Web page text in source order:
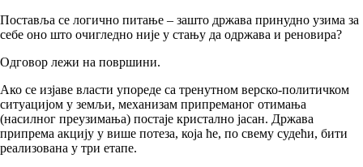
Поставља се логично питање – зашто држава принудно узима за
себе оно што очигледно није у стању да одржава и реновира?
Одговор лежи на површини.
Ако се изјаве власти упореде са тренутном верско-политичком
ситуацијом у земљи, механизам припреманог отимања
(насилног преузимања) постаје кристално јасан. Држава
припрема акцију у више потеза, која ће, по свему судећи, бити
реализована у три етапе.